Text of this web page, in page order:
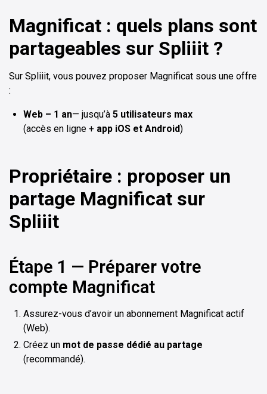
Magnificat : quels plans sont
partageables sur Spliiit ?
Sur Spliiit, vous pouvez proposer Magnificat sous une offre
:
Web – 1 an— jusqu’à 5 utilisateurs max
(accès en ligne + app iOS et Android)
Propriétaire : proposer un
partage Magnificat sur
Spliiit
Étape 1 — Préparer votre
compte Magnificat
Assurez-vous d’avoir un abonnement Magnificat actif
(Web).
Créez un mot de passe dédié au partage
(recommandé).